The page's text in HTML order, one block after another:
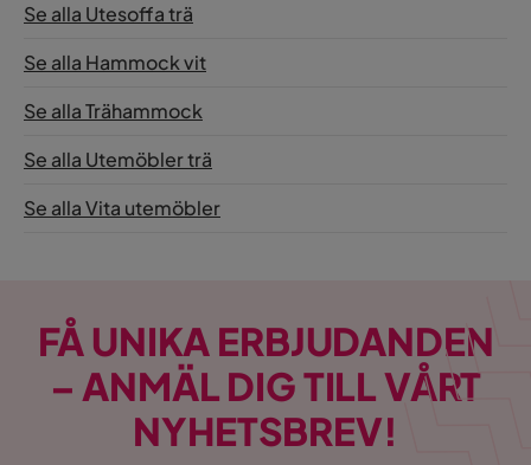
Se alla Utesoffa trä
Se alla Hammock vit
Se alla Trähammock
Se alla Utemöbler trä
Se alla Vita utemöbler
FÅ UNIKA ERBJUDANDEN
– ANMÄL DIG TILL VÅRT
NYHETSBREV!